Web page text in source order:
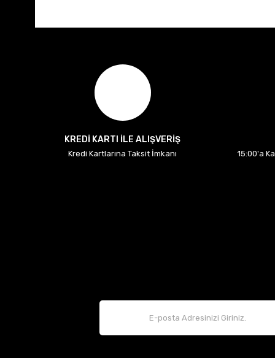
KREDİ KARTI İLE ALIŞVERİŞ
Kredi Kartlarına Taksit İmkanı
15:00'a